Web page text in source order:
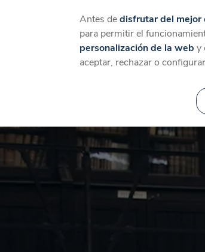
Catálogo
Antes dedisfrutar del mejor
para permitir el
personalización de la web y
aceptar, rechazar o